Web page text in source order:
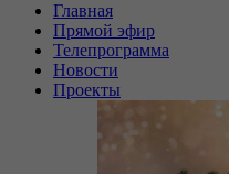
Главная
Прямой эфир
Телепрограмма
Новости
Проекты